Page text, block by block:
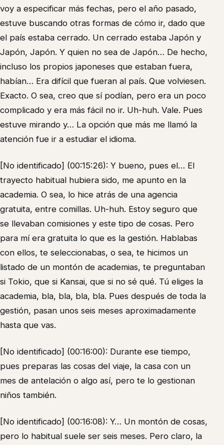
voy a especificar más fechas, pero el año pasado,
estuve buscando otras formas de cómo ir, dado que
el país estaba cerrado. Un cerrado estaba Japón y
Japón, Japón. Y quien no sea de Japón… De hecho,
incluso los propios japoneses que estaban fuera,
habían… Era difícil que fueran al país. Que volviesen.
Exacto. O sea, creo que sí podían, pero era un poco
complicado y era más fácil no ir. Uh-huh. Vale. Pues
estuve mirando y… La opción que más me llamó la
atención fue ir a estudiar el idioma.
[No identificado] (00:15:26): Y bueno, pues el… El
trayecto habitual hubiera sido, me apunto en la
academia. O sea, lo hice atrás de una agencia
gratuita, entre comillas. Uh-huh. Estoy seguro que
se llevaban comisiones y este tipo de cosas. Pero
para mí era gratuita lo que es la gestión. Hablabas
con ellos, te seleccionabas, o sea, te hicimos un
listado de un montón de academias, te preguntaban
si Tokio, que si Kansai, que si no sé qué. Tú eliges la
academia, bla, bla, bla, bla. Pues después de toda la
gestión, pasan unos seis meses aproximadamente
hasta que vas.
[No identificado] (00:16:00): Durante ese tiempo,
pues preparas las cosas del viaje, la casa con un
mes de antelación o algo así, pero te lo gestionan
niños también.
[No identificado] (00:16:08): Y… Un montón de cosas,
pero lo habitual suele ser seis meses. Pero claro, la